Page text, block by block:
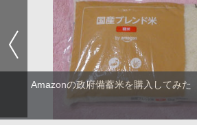
Amazonの政府備蓄米を購入してみた